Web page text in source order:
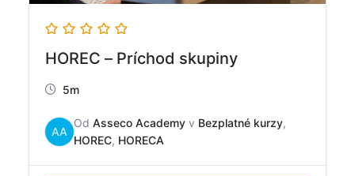
HOREC – Príchod skupiny
5m
AA
Od Asseco Academy v Bezplatné kurzy,
HOREC, HORECA